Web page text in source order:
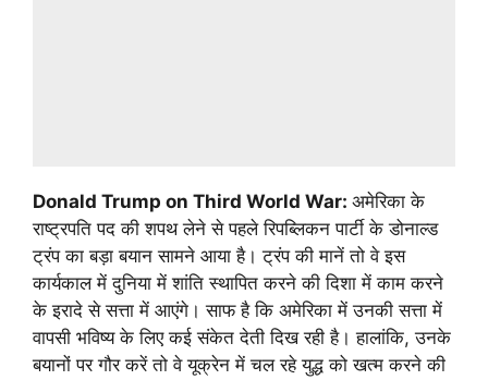
Donald Trump on Third World War: अमेरिका के
राष्ट्रपति पद की शपथ लेने से पहले रिपब्लिकन पार्टी के डोनाल्ड
ट्रंप का बड़ा बयान सामने आया है। ट्रंप की मानें तो वे इस
कार्यकाल में दुनिया में शांति स्थापित करने की दिशा में काम करने
के इरादे से सत्ता में आएंगे। साफ है कि अमेरिका में उनकी सत्ता में
वापसी भविष्य के लिए कई संकेत देती दिख रही है। हालांकि, उनके
बयानों पर गौर करें तो वे यूक्रेन में चल रहे युद्ध को खत्म करने की